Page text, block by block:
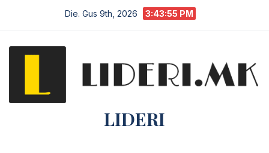
Die. Gus 9th, 2026 3:43:56 PM
LIDERI